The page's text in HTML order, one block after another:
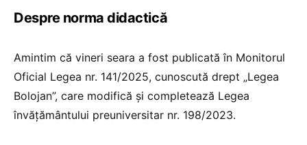
Despre norma didactică
Amintim că vineri seara a fost publicată în Monitorul
Oficial Legea nr. 141/2025, cunoscută drept „Legea
Bolojan”, care modifică și completează Legea
învățământului preuniversitar nr. 198/2023.